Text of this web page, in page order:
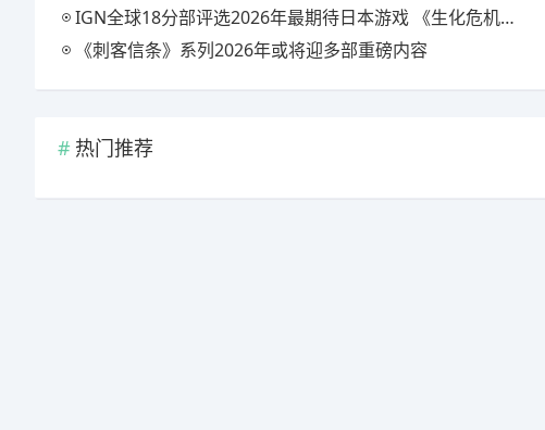
IGN全球18分部评选2026年最期待日本游戏 《生化危机9》登顶
《刺客信条》系列2026年或将迎多部重磅内容
热门推荐